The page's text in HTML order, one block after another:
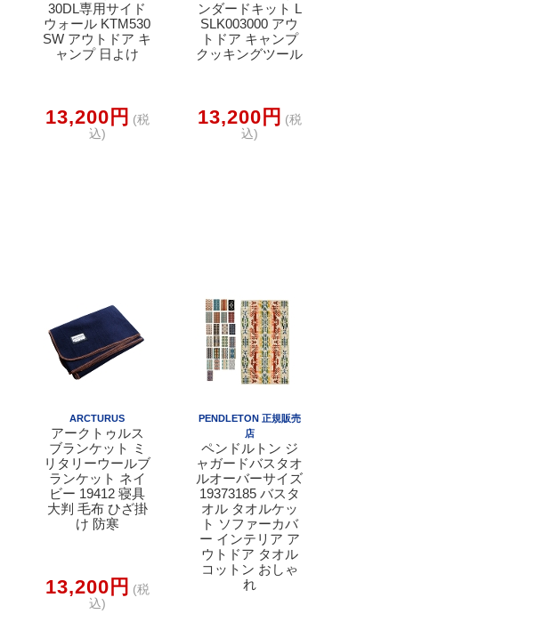
30DL専用サイド
ウォール KTM530
SW アウトドア キ
ャンプ 日よけ
13,200円 (税
込)
ンダードキット L
SLK003000 アウ
トドア キャンプ
クッキングツール
13,200円 (税
込)
ARCTURUS
アークトゥルス
ブランケット ミ
リタリーウールブ
ランケット ネイ
ビー 19412 寝具
大判 毛布 ひざ掛
け 防寒
13,200円 (税
込)
PENDLETON 正規販売
店
ペンドルトン ジ
ャガードバスタオ
ルオーバーサイズ
19373185 バスタ
オル タオルケッ
ト ソファーカバ
ー インテリア ア
ウトドア タオル
コットン おしゃ
れ